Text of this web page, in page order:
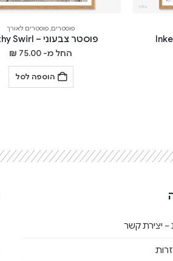
פוסטרים,פוסטרים לאורך
פוסטר צבעוני – Earthy Swirl
החל מ- ₪ 75.00
הוספה לסל
– יצירת קשר